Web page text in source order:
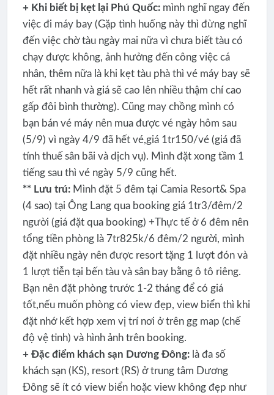
+ Khi biết bị kẹt lại Phú Quốc:mình nghĩ ngay đến
việc đi máy bay (Gặp tình huống này thì đừng nghĩ
đến việc chờ tàu ngày mai nữa vì chưa biết tàu có
chạy được không, ảnh hưởng đến công việc cá
nhân, thêm nữa là khi kẹt tàu phà thì vé máy bay sẽ
hết rất nhanh và giá sẽ cao lên nhiều thậm chí cao
gấp đôi bình thường). Cũng may chồng mình có
bạn bán vé máy nên mua được vé ngày hôm sau
(5/9) vì ngày 4/9 đã hết vé,giá 1tr150/vé (giá đã
tính thuế sân bãi và dịch vụ). Mình đặt xong tầm 1
tiếng sau thì vé ngày 5/9 cũng hết.
** Lưu trú:Mình đặt 5 đêm tại Camia Resort& Spa
(4 sao) tại Ông Lang qua booking giá 1tr3/đêm/2
người (giá đặt qua booking) +Thực tế ở 6 đêm nên
tổng tiền phòng là 7tr825k/6 đêm/2 người, mình
đặt nhiều ngày nên được resort tặng 1 lượt đón và
1 lượt tiễn tại bến tàu và sân bay bằng ô tô riêng.
Bạn nên đặt phòng trước 1-2 tháng để có giá
tốt,nếu muốn phòng có view đẹp, view biển thì khi
đặt nhớ kết hợp xem vị trí nơi ở trên gg map (chế
độ vệ tinh) và hình ảnh trên booking.
+ Đặc điểm khách sạn Dương Đông:là đa số
khách sạn (KS), resort (RS) ở trung tâm Dương
Đông sẽ ít có view biển hoặc view không đẹp như